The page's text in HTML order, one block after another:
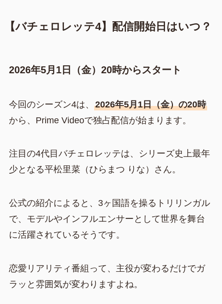
【バチェロレッテ4】配信開始日はいつ？
2026年5月1日（金）20時からスタート
今回のシーズン4は、 2026年5月1日（金）の20時
から、Prime Videoで独占配信が始まります。
注目の4代目バチェロレッテは、シリーズ史上最年
少となる平松里菜（ひらまつ りな）さん。
公式の紹介によると、3ヶ国語を操るトリリンガル
で、モデルやインフルエンサーとして世界を舞台
に活躍されているそうです。
恋愛リアリティ番組って、主役が変わるだけでガ
ラッと雰囲気が変わりますよね。